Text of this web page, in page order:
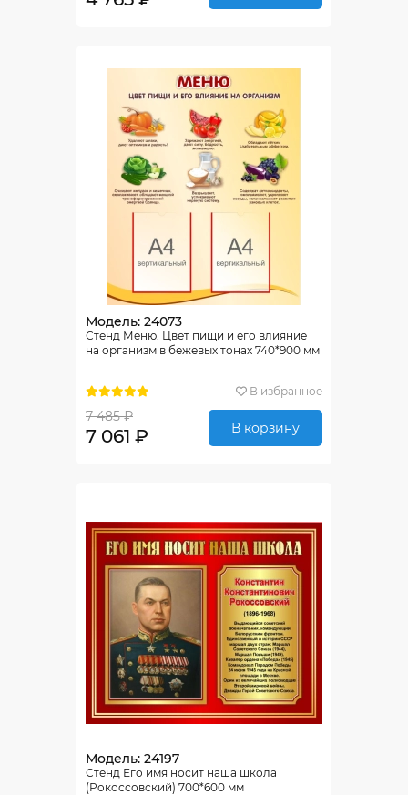
Модель: 24073
Стенд Меню. Цвет пищи и его влияние
на организм в бежевых тонах 740*900 мм
В избранное
7 485 ₽
7 061 ₽ В корзину
Модель: 24197
Стенд Его имя носит наша школа
(Рокоссовский) 700*600 мм